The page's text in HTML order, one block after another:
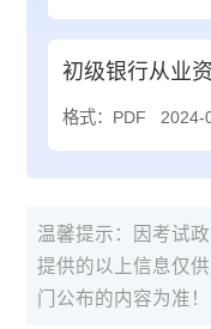
初级银行从业
格式：PDF 2024-
温馨提示：因考试
提供的以上信息仅
门公布的内容为准！